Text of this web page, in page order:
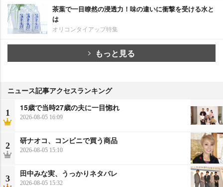
茶葉で一目瞭然の浸透力！味の違いに衝撃を受ける水と
は
オリコンタイアップ特集
もっと見る
ニュース記事アクセスランキング
1
15歳で当時27歳の夫に一目惚れ
2026-08-05 16:09
2
研ナオコ、コンビニで買う商品
2026-08-05 15:10
3
田中みな実、うっかりネタバレ
2026-08-05 15:32